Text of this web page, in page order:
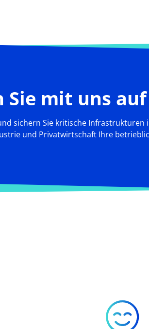
Sie mit uns
sichern Sie kritische
und Privatwirtschaft Ihre